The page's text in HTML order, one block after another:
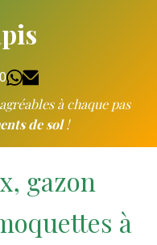
à chaque pas
de sol!
gazon
à